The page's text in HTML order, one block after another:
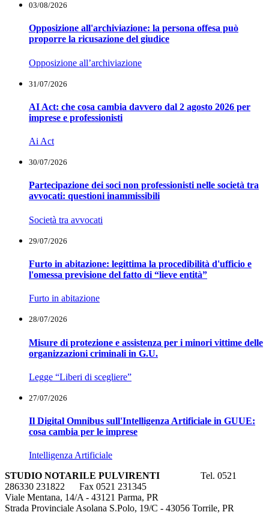
03/08/2026
Opposizione all'archiviazione: la persona offesa può
proporre la ricusazione del giudice
Opposizione all’archiviazione
31/07/2026
AI Act: che cosa cambia davvero dal 2 agosto 2026 per
imprese e professionisti
Ai Act
30/07/2026
Partecipazione dei soci non professionisti nelle società tra
avvocati: questioni inammissibili
Società tra avvocati
29/07/2026
Furto in abitazione: legittima la procedibilità d'ufficio e
l'omessa previsione del fatto di “lieve entità”
Furto in abitazione
28/07/2026
Misure di protezione e assistenza per i minori vittime delle
organizzazioni criminali in G.U.
Legge “Liberi di scegliere”
27/07/2026
Il Digital Omnibus sull'Intelligenza Artificiale in GUUE:
cosa cambia per le imprese
Intelligenza Artificiale
STUDIO NOTARILE PULVIRENTI
Tel. 0521
286330 231822 Fax 0521 231345
Viale Mentana, 14/A - 43121 Parma, PR
Strada Provinciale Asolana S.Polo, 19/C - 43056 Torrile, PR